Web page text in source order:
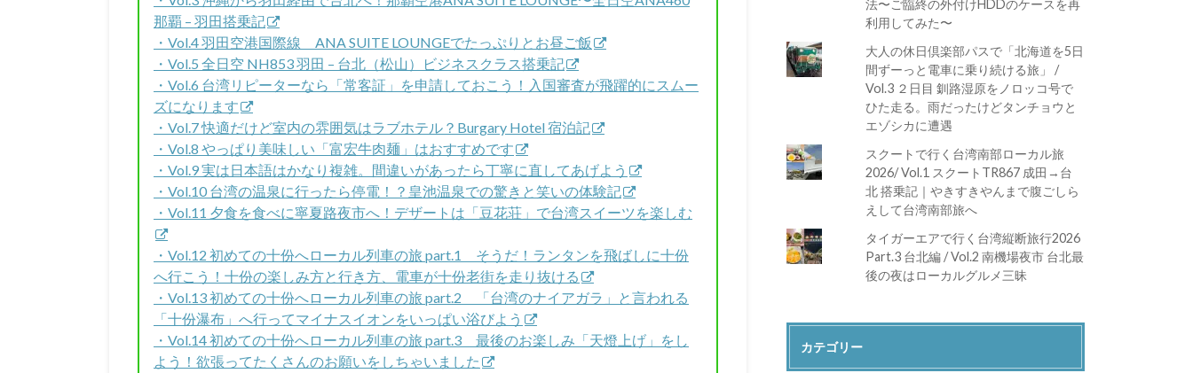
那覇 – 羽田搭乗記
・Vol.4 羽田空港国際線 ANA SUITE LOUNGEでたっぷりとお昼ご飯
・Vol.5 全日空 NH853 羽田 – 台北（松山）ビジネスクラス搭乗記
・Vol.6 台湾リピーターなら「常客証」を申請しておこう！入国審査が飛躍的にスムー
ズになります
・Vol.7 快適だけど室内の雰囲気はラブホテル？Burgary Hotel 宿泊記
・Vol.8 やっぱり美味しい「富宏牛肉麺」はおすすめです
・Vol.9 実は日本語はかなり複雑。間違いがあったら丁寧に直してあげよう
・Vol.10 台湾の温泉に行ったら停電！？皇池温泉での驚きと笑いの体験記
・Vol.11 夕食を食べに寧夏路夜市へ！デザートは「豆花荘」で台湾スイーツを楽しむ
・Vol.12 初めての十份へローカル列車の旅 part.1 そうだ！ランタンを飛ばしに十份
へ行こう！十份の楽しみ方と行き方、電車が十份老街を走り抜ける
・Vol.13 初めての十份へローカル列車の旅 part.2 「台湾のナイアガラ」と言われる
「十份瀑布」へ行ってマイナスイオンをいっぱい浴びよう
・Vol.14 初めての十份へローカル列車の旅 part.3 最後のお楽しみ「天燈上げ」をし
よう！欲張ってたくさんのお願いをしちゃいました
法〜ご臨終の外付けHDDのケースを再
利用してみた〜
大人の休日倶楽部パスで「北海道を5日
間ずーっと電車に乗り続ける旅」 /
Vol.3 ２日目 釧路湿原をノロッコ号で
ひた走る。雨だったけどタンチョウと
エゾシカに遭遇
スクートで行く台湾南部ローカル旅
2026/ Vol.1 スクートTR867 成田→台
北 搭乗記｜やきすきやんまで腹ごしら
えして台湾南部旅へ
タイガーエアで行く台湾縦断旅行2026
Part.3 台北編 / Vol.2 南機場夜市 台北最
後の夜はローカルグルメ三昧
カテゴリー